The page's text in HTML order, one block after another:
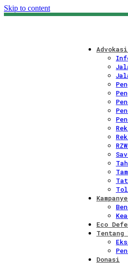
Skip to content
Eco
Tentang
Donasi